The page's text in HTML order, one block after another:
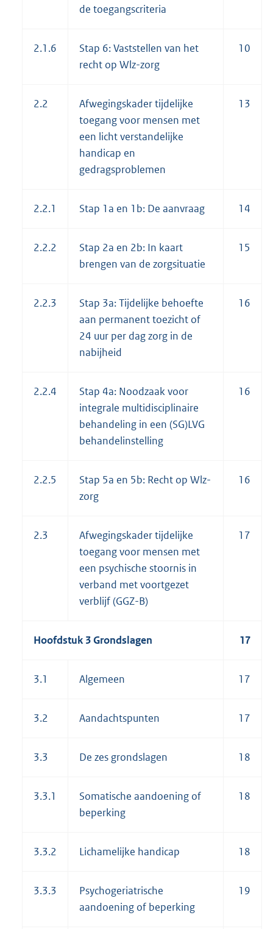
de toegangscriteria
2.1.6
Stap 6: Vaststellen van het
recht op Wlz-zorg
10
2.2
Afwegingskader tijdelijke
toegang voor mensen met
een licht verstandelijke
handicap en
gedragsproblemen
13
2.2.1 Stap 1a en 1b: De aanvraag 14
2.2.2
Stap 2a en 2b: In kaart
brengen van de zorgsituatie
15
2.2.3
Stap 3a: Tijdelijke behoefte
aan permanent toezicht of
24 uur per dag zorg in de
nabijheid
16
2.2.4
Stap 4a: Noodzaak voor
integrale multidisciplinaire
behandeling in een (SG)LVG
behandelinstelling
16
2.2.5
Stap 5a en 5b: Recht op Wlz-
zorg
16
2.3
Afwegingskader tijdelijke
toegang voor mensen met
een psychische stoornis in
verband met voortgezet
verblijf (GGZ-B)
17
Hoofdstuk 3 Grondslagen 17
3.1 Algemeen 17
3.2 Aandachtspunten 17
3.3 De zes grondslagen 18
3.3.1
Somatische aandoening of
beperking
18
3.3.2 Lichamelijke handicap 18
3.3.3
Psychogeriatrische
aandoening of beperking
19